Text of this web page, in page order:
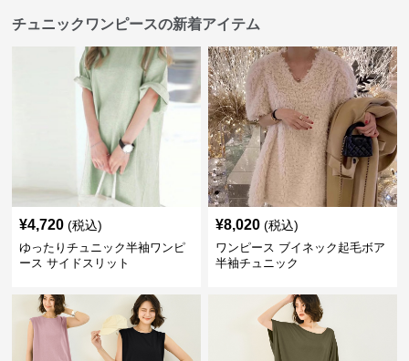
チュニックワンピースの新着アイテム
¥4,720 (税込)
ゆったりチュニック半袖ワンピ
ース サイドスリット
¥8,020 (税込)
ワンピース ブイネック起毛ボア
半袖チュニック